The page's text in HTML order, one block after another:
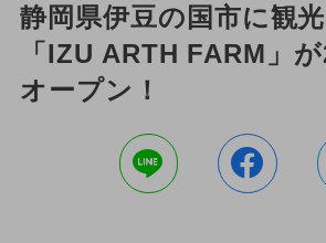
静岡県伊豆の国市に観
「IZU ARTH FARM」
オープン！